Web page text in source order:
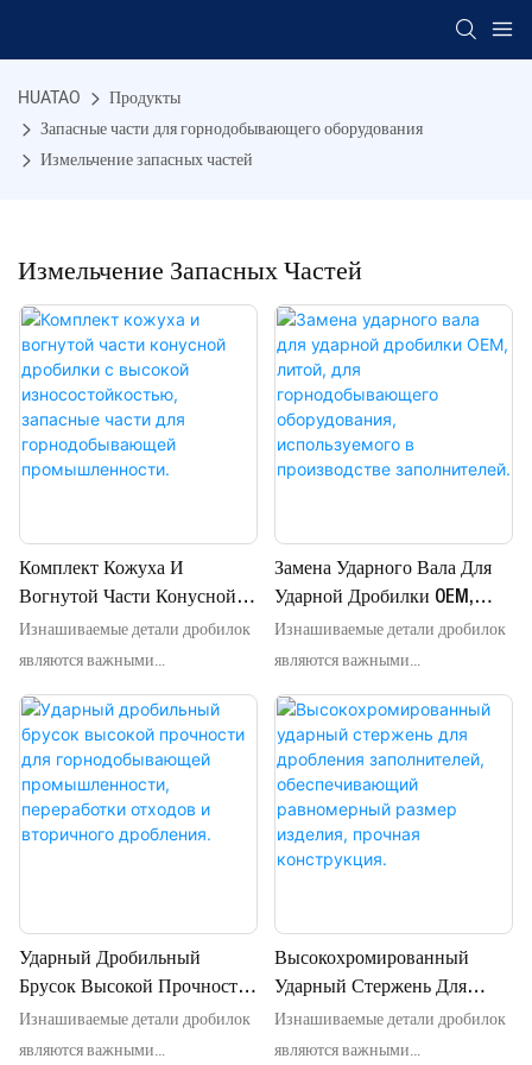
HUATAO
Продукты
Запасные части для горнодобывающего оборудования
Измельчение запасных частей
Измельчение Запасных Частей
Комплект Кожуха И
Вогнутой Части Конусной
Дробилки С Высокой
Износостойкостью,
Горнодобывающей
Промышленности.
Изнашиваемые детали дробилок
являются важными
компонентами дробильных
систем, используемых в
горнодобывающей, карьерной,
строительной,
перерабатывающей и других
отраслях промышленности. Эти
дробления, форму частиц,
стабильность работы и
производственные затраты.
Компания HUATAO GROUP
Замена Ударного Вала Для
Ударной Дробилки OEM,
Литой, Для
Горнодобывающего
Используемого В
Производстве Заполнителей.
Изнашиваемые детали дробилок
являются важными
компонентами дробильных
систем, используемых в
горнодобывающей, карьерной,
строительной,
перерабатывающей и других
отраслях промышленности. Эти
расходные детали напрямую
дробления, форму частиц,
стабильность работы и
производственные затраты.
Компания HUATAO GROUP
Ударный Дробильный
Брусок Высокой Прочности
Для Горнодобывающей
Промышленности,
Изнашиваемые детали дробилок
являются важными
Высокохромированный
Ударный Стержень Для
Дробления Заполнителей,
Обеспечивающий
Изнашиваемые детали дробилок
являются важными